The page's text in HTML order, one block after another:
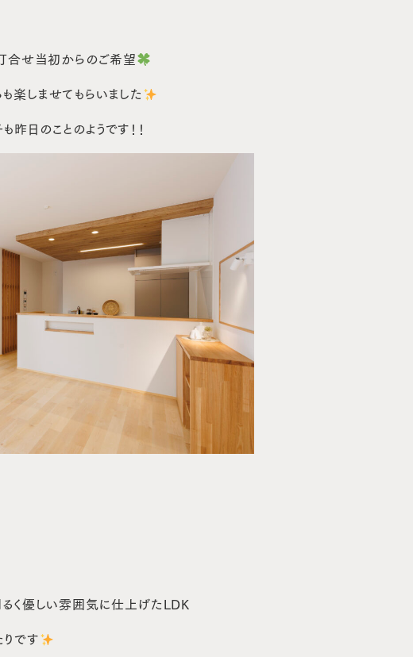
合せ当初からのご希望
楽しませてもらいました
日のことのようです！！
く優しい雰囲気に仕上げたLDK
です